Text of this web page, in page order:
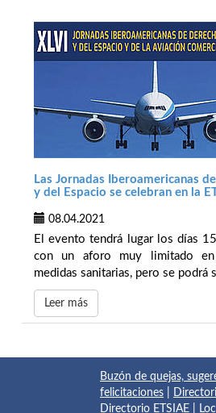
Las Jornadas Iberoamericanas
y del Espacio se celebran en la
08.04.2021
El evento tendrá lugar los días
con un aforo muy limitado
medidas sanitarias, pero se podrá
Leer más
Buzón de quejas,
felicitaciones
Directorio ETSIAE